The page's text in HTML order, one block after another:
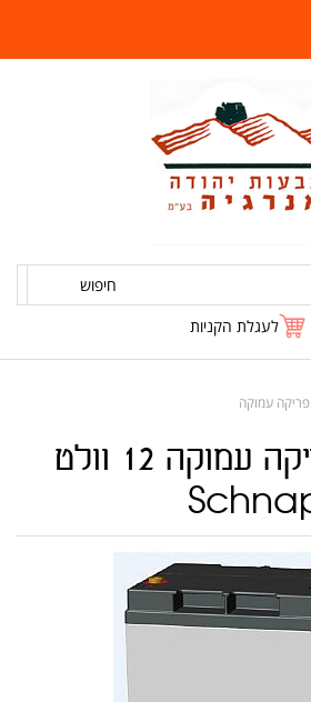
חיפוש
לעגלת הקניות
עמוקה
מצבר ג'ל פריקה עמוקה 12 וולט